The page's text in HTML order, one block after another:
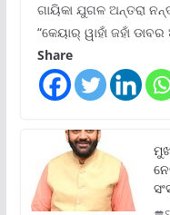
ଗାୟିକା ଯୁଗଳ ଅନ୍ତରା
“କେୟାର୍ ୱାହାଁ ଜହାଁ
Share